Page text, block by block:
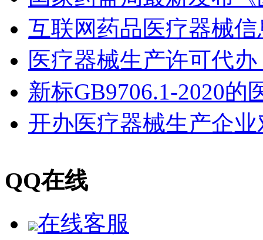
互联网药品医疗器械
医疗器械生产许可代
新标GB9706.1-2020
开办医疗器械生产企
QQ在线
在线客服